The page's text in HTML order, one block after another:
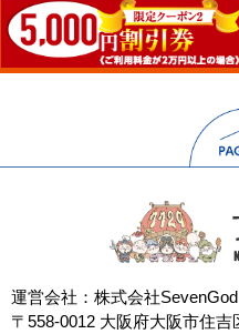
運営会社：株式会社
〒558-0012 大阪府大阪市住吉